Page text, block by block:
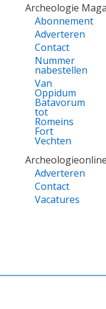
Archeologie
Abonnement
Adverteren
Contact
Nummer
nabestellen
Van
Oppidum
Batavorum
tot
Romeins
Fort
Vechten
Adverteren
Contact
Vacatures